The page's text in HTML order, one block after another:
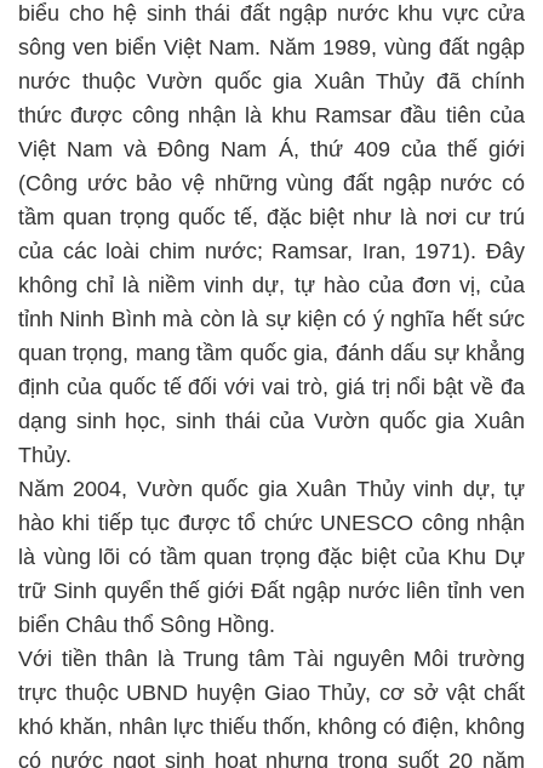
biểu cho hệ sinh thái đất ngập nước khu vực cửa
sông ven biển Việt Nam. Năm 1989, vùng đất ngập
nước thuộc Vườn quốc gia Xuân Thủy đã chính
thức được công nhận là khu Ramsar đầu tiên của
Việt Nam và Đông Nam Á, thứ 409 của thế giới
(Công ước bảo vệ những vùng đất ngập nước có
tầm quan trọng quốc tế, đặc biệt như là nơi cư trú
của các loài chim nước; Ramsar, Iran, 1971). Đây
không chỉ là niềm vinh dự, tự hào của đơn vị, của
tỉnh Ninh Bình mà còn là sự kiện có ý nghĩa hết sức
quan trọng, mang tầm quốc gia, đánh dấu sự khẳng
định của quốc tế đối với vai trò, giá trị nổi bật về đa
dạng sinh học, sinh thái của Vườn quốc gia Xuân
Thủy.
Năm 2004, Vườn quốc gia Xuân Thủy vinh dự, tự
hào khi tiếp tục được tổ chức UNESCO công nhận
là vùng lõi có tầm quan trọng đặc biệt của Khu Dự
trữ Sinh quyển thế giới Đất ngập nước liên tỉnh ven
biển Châu thổ Sông Hồng.
Với tiền thân là Trung tâm Tài nguyên Môi trường
trực thuộc UBND huyện Giao Thủy, cơ sở vật chất
khó khăn, nhân lực thiếu thốn, không có điện, không
có nước ngọt sinh hoạt nhưng trong suốt 20 năm